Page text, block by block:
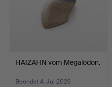
HAIZAHN vom Megalodon.
Beendet 4. Jul 2026